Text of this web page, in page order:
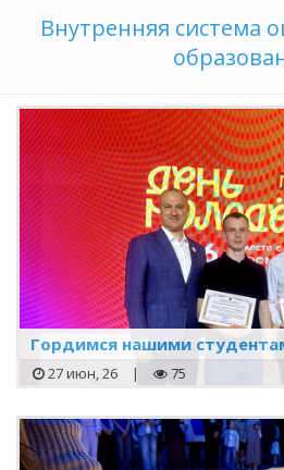
Внутренняя система
Гордимся нашими
27 июн, 26 | 75